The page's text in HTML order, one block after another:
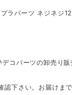
ラパーツ ネジネジ
コパーツの卸売り
認下さい。お届けま